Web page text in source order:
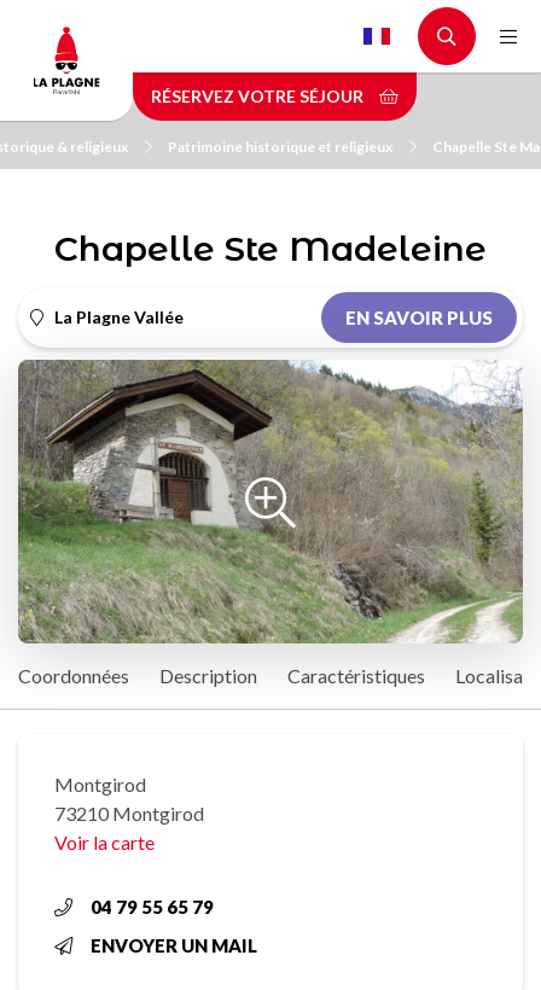
contenu
principal
RÉSERVEZ VOTRE SÉJOUR
& religieux Patrimoine historique et religieux Chapelle Ste
Chapelle Ste Madeleine
La Plagne Vallée EN SAVOIR PLUS
Coordonnées Description Caractéristiques
Montgirod
73210 Montgirod
Voir la carte
04 79 55 65 79
ENVOYER UN MAIL